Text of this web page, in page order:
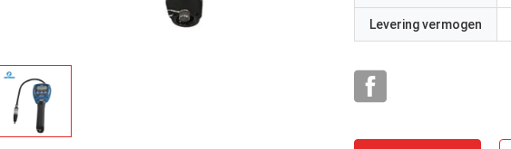
Levering vermogen